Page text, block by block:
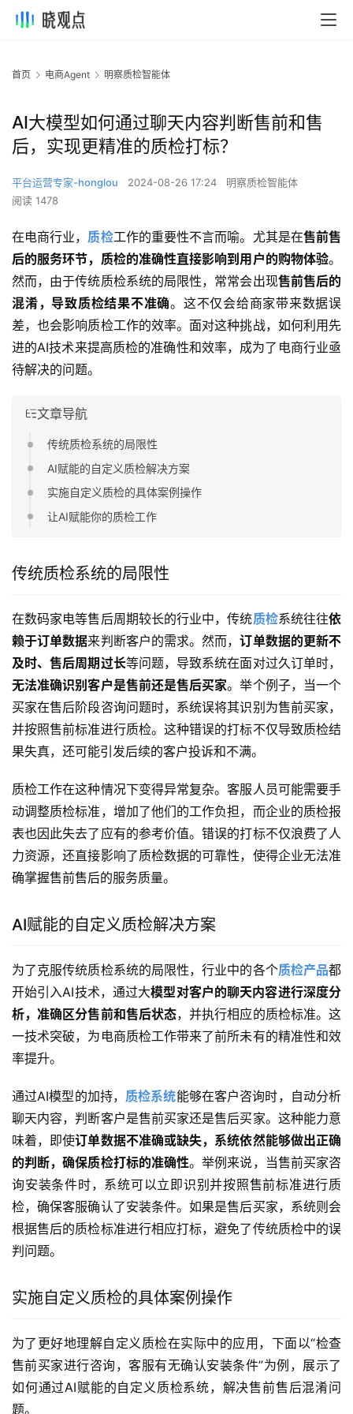
首页 电商Agent 明察质检智能体
AI大模型如何通过聊天内容判断售前和售
后，实现更精准的质检打标？
平台运营专家-honglou 2024-08-26 17:24
明察质检智能体
阅读 1478
在电商行业， 质检工作的重要性不言而喻。尤其是在售前售
后的服务环节，质检的准确性直接影响到用户的购物体验。
然而，由于传统质检系统的局限性，常常会出现售前售后的
混淆，导致质检结果不准确。这不仅会给商家带来数据误
差，也会影响质检工作的效率。面对这种挑战，如何利用先
进的AI技术来提高质检的准确性和效率，成为了电商行业亟
待解决的问题。
文章导航
传统质检系统的局限性
AI赋能的自定义质检解决方案
实施自定义质检的具体案例操作
让AI赋能你的质检工作
传统质检系统的局限性
在数码家电等售后周期较长的行业中，传统质检系统往往依
赖于订单数据来判断客户的需求。然而，订单数据的更新不
及时、售后周期过长等问题，导致系统在面对过久订单时，
无法准确识别客户是售前还是售后买家。举个例子，当一个
买家在售后阶段咨询问题时，系统误将其识别为售前买家，
并按照售前标准进行质检。这种错误的打标不仅导致质检结
果失真，还可能引发后续的客户投诉和不满。
质检工作在这种情况下变得异常复杂。客服人员可能需要手
动调整质检标准，增加了他们的工作负担，而企业的质检报
表也因此失去了应有的参考价值。错误的打标不仅浪费了人
力资源，还直接影响了质检数据的可靠性，使得企业无法准
确掌握售前售后的服务质量。
AI赋能的自定义质检解决方案
为了克服传统质检系统的局限性，行业中的各个质检产品都
开始引入AI技术，通过大模型对客户的聊天内容进行深度分
析，准确区分售前和售后状态，并执行相应的质检标准。这
一技术突破，为电商质检工作带来了前所未有的精准性和效
率提升。
通过AI模型的加持， 质检系统能够在客户咨询时，自动分析
聊天内容，判断客户是售前买家还是售后买家。这种能力意
味着，即使订单数据不准确或缺失，系统依然能够做出正确
的判断，确保质检打标的准确性。举例来说，当售前买家咨
询安装条件时，系统可以立即识别并按照售前标准进行质
检，确保客服确认了安装条件。如果是售后买家，系统则会
根据售后的质检标准进行相应打标，避免了传统质检中的误
判问题。
实施自定义质检的具体案例操作
为了更好地理解自定义质检在实际中的应用，下面以“检查
售前买家进行咨询，客服有无确认安装条件”为例，展示了
如何通过AI赋能的自定义质检系统，解决售前售后混淆问
题。